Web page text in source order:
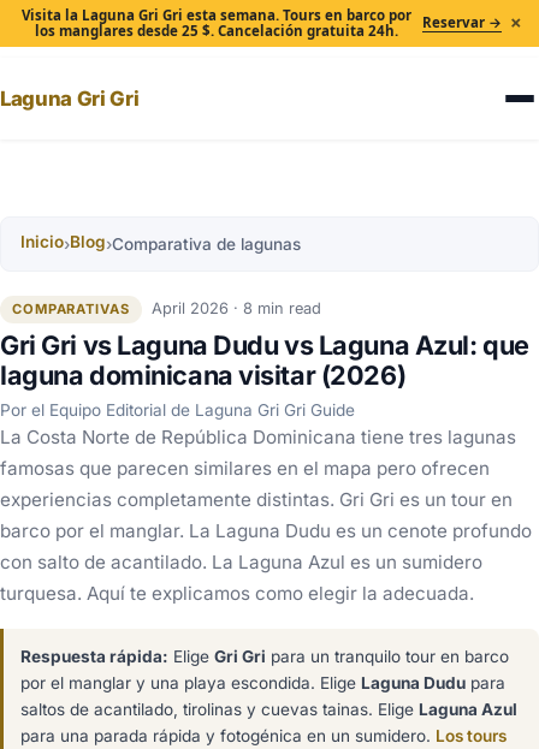
Visita la Laguna Gri Gri esta semana. Tours en barco por
los manglares desde 25 $. Cancelación gratuita 24h.
Reservar → ×
Laguna Gri Gri
Inicio›Blog›Comparativa de lagunas
COMPARATIVAS April 2026 · 8 min read
Gri Gri vs Laguna Dudu vs Laguna Azul: que
laguna dominicana visitar (2026)
Por el Equipo Editorial de Laguna Gri Gri Guide
La Costa Norte de República Dominicana tiene tres lagunas
famosas que parecen similares en el mapa pero ofrecen
experiencias completamente distintas. Gri Gri es un tour en
barco por el manglar. La Laguna Dudu es un cenote profundo
con salto de acantilado. La Laguna Azul es un sumidero
turquesa. Aquí te explicamos como elegir la adecuada.
Respuesta rápida: Elige Gri Gri para un tranquilo tour en barco
por el manglar y una playa escondida. Elige Laguna Dudu para
saltos de acantilado, tirolinas y cuevas tainas. Elige Laguna Azul
para una parada rápida y fotogénica en un sumidero. Los tours